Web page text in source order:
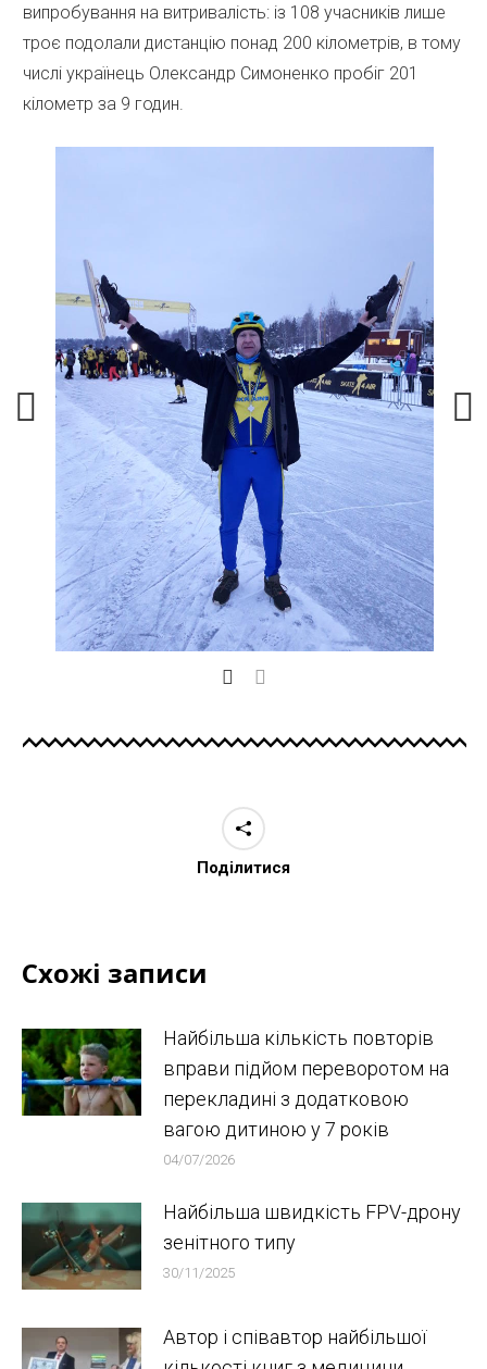
випробування на витривалість: із 108 учасників лише
троє подолали дистанцію понад 200 кілометрів, в тому
числі українець Олександр Симоненко пробіг 201
кілометр за 9 годин.
Поділитися
Схожі записи
Найбільша кількість повторів
вправи підйом переворотом на
перекладині з додатковою
вагою дитиною у 7 років
04/07/2026
Найбільша швидкість FPV-дрону
зенітного типу
30/11/2025
Автор і співавтор найбільшої